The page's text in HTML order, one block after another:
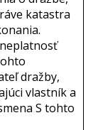
katastra
dražby,
vlastník a
S tohto